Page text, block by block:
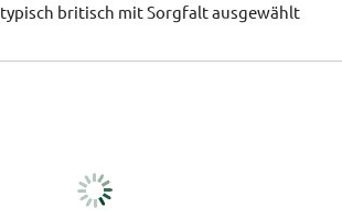
typisch britisch mit Sorgfalt ausgewählt